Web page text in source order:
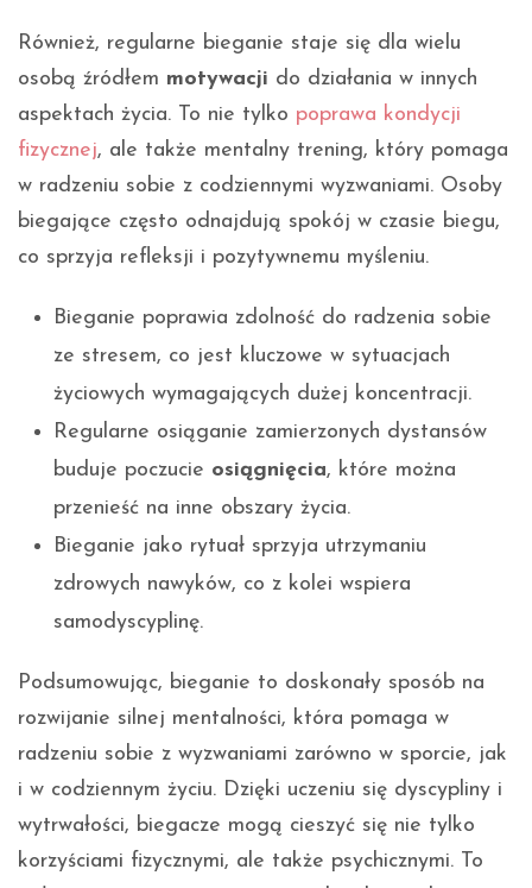
Również, regularne bieganie staje się dla wielu
osobą źródłem motywacji do działania w innych
aspektach życia. To nie tylko poprawa kondycji
fizycznej, ale także mentalny trening, który pomaga
w radzeniu sobie z codziennymi wyzwaniami. Osoby
biegające często odnajdują spokój w czasie biegu,
co sprzyja refleksji i pozytywnemu myśleniu.
Bieganie poprawia zdolność do radzenia sobie
ze stresem, co jest kluczowe w sytuacjach
życiowych wymagających dużej koncentracji.
Regularne osiąganie zamierzonych dystansów
buduje poczucie osiągnięcia, które można
przenieść na inne obszary życia.
Bieganie jako rytuał sprzyja utrzymaniu
zdrowych nawyków, co z kolei wspiera
samodyscyplinę.
Podsumowując, bieganie to doskonały sposób na
rozwijanie silnej mentalności, która pomaga w
radzeniu sobie z wyzwaniami zarówno w sporcie, jak
i w codziennym życiu. Dzięki uczeniu się dyscypliny i
wytrwałości, biegacze mogą cieszyć się nie tylko
korzyściami fizycznymi, ale także psychicznymi. To